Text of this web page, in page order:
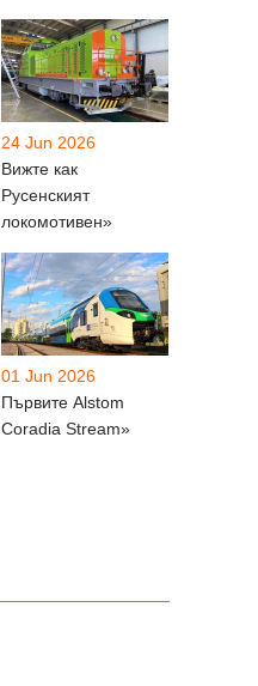
24 Jun 2026
Вижте как
Русенският
локомотивен»
01 Jun 2026
Първите Alstom
Coradia Stream»